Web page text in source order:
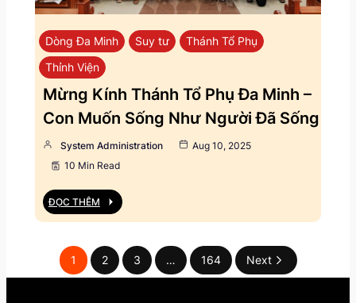
Dòng Đa Minh Suy tư
Thánh Tổ Phụ
Thỉnh Viện
Mừng Kính Thánh Tổ Phụ Đa Minh –
Con Muốn Sống Như Người Đã Sống
System Administration
Aug 10, 2025
10 Min Read
ĐỌC THÊM
1 2 3 … 164 Next